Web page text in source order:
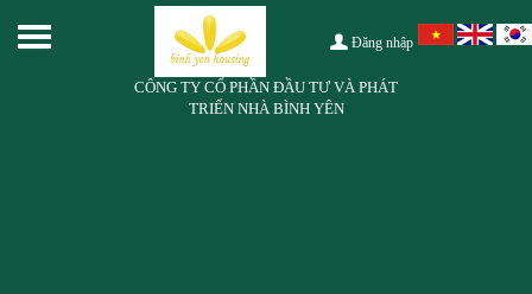
Đăng nhập
CÔNG TY CỔ PHẦN ĐẦU TƯ VÀ PHÁT
TRIỂN NHÀ BÌNH YÊN